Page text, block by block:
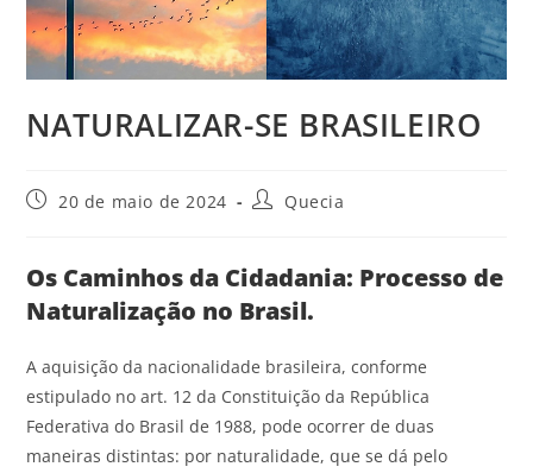
NATURALIZAR-SE BRASILEIRO
20 de maio de 2024 Quecia
Os Caminhos da Cidadania: Processo de
Naturalização no Brasil.
A aquisição da nacionalidade brasileira, conforme
estipulado no art. 12 da Constituição da República
Federativa do Brasil de 1988, pode ocorrer de duas
maneiras distintas: por naturalidade, que se dá pelo